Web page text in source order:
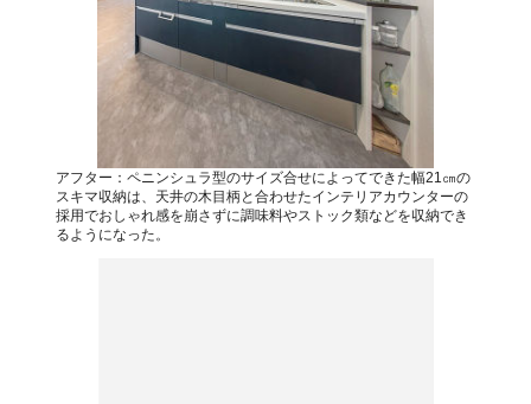
アフター：ペニンシュラ型のサイズ合せによってできた幅21㎝の
スキマ収納は、天井の木目柄と合わせたインテリアカウンターの
採用でおしゃれ感を崩さずに調味料やストック類などを収納でき
るようになった。